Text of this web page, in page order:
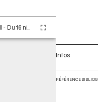
Infos
RÉFÉRENCE